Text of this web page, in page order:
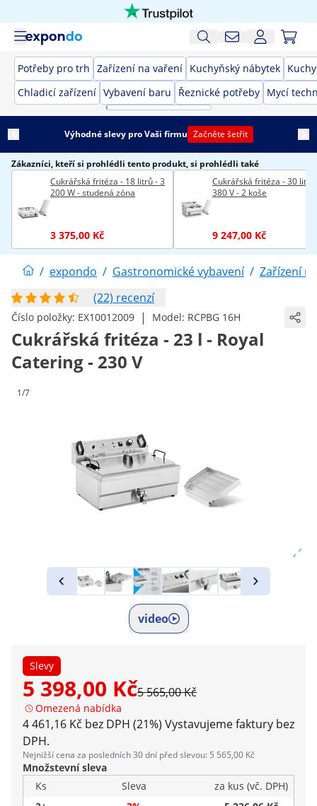
Potřeby pro trh Zařízení na vaření Kuchyňský nábytek
Chladicí zařízení Vybavení baru Řeznické potřeby Mycí
Výhodné slevy pro Vaši firmu Začněte šetřit
Zákazníci, kteří si prohlédli tento produkt, si prohlédli také
Cukrářská fritéza - 18 litrů - 3
200 W - studená zóna
3 375,00 Kč
Cukrářská fritéza - 30 litrů
380 V - 2 koše
9 247,00 Kč
/ expondo / Gastronomické vybavení / Zařízení
(22) recenzí
Číslo položky: EX10012009 | Model: RCPBG 16H
Cukrářská fritéza - 23 l - Royal
Catering - 230 V
1/7
video
Slevy
5 398,00 Kč5 565,00 Kč
Omezená nabídka
4 461,16 Kč bez DPH (21%) Vystavujeme faktury bez
DPH.
Nejnižší cena za posledních 30 dní před slevou: 5 565,00 Kč
Množstevní sleva
Ks
Sleva
za kus (vč. DPH)